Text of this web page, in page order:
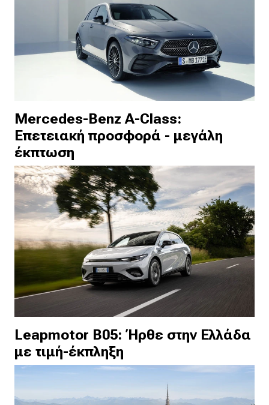
Mercedes-Benz A-Class:
Επετειακή προσφορά - μεγάλη
έκπτωση
Leapmotor B05: Ήρθε στην Ελλάδα
με τιμή-έκπληξη